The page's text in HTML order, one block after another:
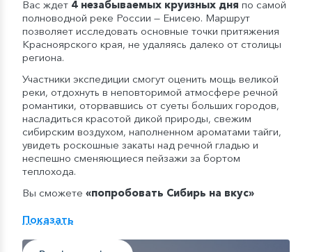
Вас ждет 4 незабываемых круизных дня по самой
полноводной реке России — Енисею. Маршрут
позволяет исследовать основные точки притяжения
Красноярского края, не удаляясь далеко от столицы
региона.
Участники экспедиции смогут оценить мощь великой
реки, отдохнуть в неповторимой атмосфере речной
романтики, оторвавшись от суеты больших городов,
насладиться красотой дикой природы, свежим
сибирским воздухом, наполненном ароматами тайги,
увидеть роскошные закаты над речной гладью и
неспешно сменяющиеся пейзажи за бортом
теплохода.
Вы сможете «попробовать Сибирь на вкус»
сибирские специалитеты с авторскими решениями
кухни, в которых используются свежевыловленная
Показать